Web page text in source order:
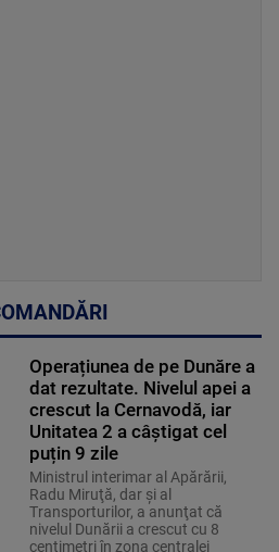
Operațiunea de pe Dunăre a
dat rezultate. Nivelul apei a
crescut la Cernavodă, iar
Unitatea 2 a câștigat cel
puțin 9 zile
Ministrul interimar al Apărării,
Radu Miruţă, dar şi al
Transporturilor, a anunţat că
nivelul Dunării a crescut cu 8
centimetri în zona centralei